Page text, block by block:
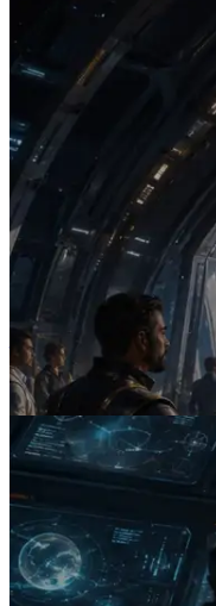
2026.07.04
ERPC 发布支
— AI Agent 按
阅读本文